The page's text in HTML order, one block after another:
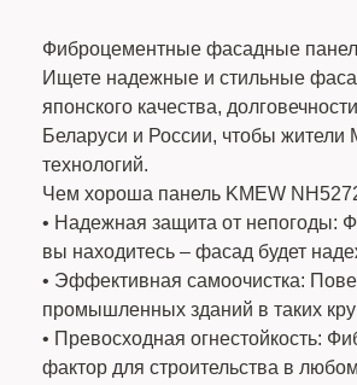
Фиброцементные фасадные
Ищете надежные и стильные
японского качества,
Беларуси и России, чтобы
технологий.
Чем хороша панель KMEW
• Надежная защита от непогоды:
вы находитесь – фасад будет
• Эффективная самоочистка:
промышленных зданий в таких
• Превосходная огнестойкость:
фактор для строительства в